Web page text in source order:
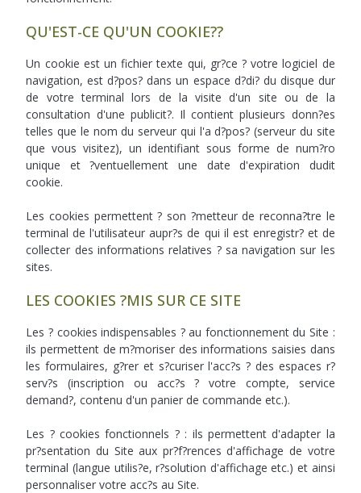
QU'EST-CE QU'UN COOKIE??
Un cookie est un fichier texte qui, gr?ce ? votre logiciel de
navigation, est d?pos? dans un espace d?di? du disque dur
de votre terminal lors de la visite d'un site ou de la
consultation d'une publicit?. Il contient plusieurs donn?es
telles que le nom du serveur qui l'a d?pos? (serveur du site
que vous visitez), un identifiant sous forme de num?ro
unique et ?ventuellement une date d'expiration dudit
cookie.
Les cookies permettent ? son ?metteur de reconna?tre le
terminal de l'utilisateur aupr?s de qui il est enregistr? et de
collecter des informations relatives ? sa navigation sur les
sites.
LES COOKIES ?MIS SUR CE SITE
Les ? cookies indispensables ? au fonctionnement du Site :
ils permettent de m?moriser des informations saisies dans
les formulaires, g?rer et s?curiser l'acc?s ? des espaces r?
serv?s (inscription ou acc?s ? votre compte, service
demand?, contenu d'un panier de commande etc.).
Les ? cookies fonctionnels ? : ils permettent d'adapter la
pr?sentation du Site aux pr?f?rences d'affichage de votre
terminal (langue utilis?e, r?solution d'affichage etc.) et ainsi
personnaliser votre acc?s au Site.